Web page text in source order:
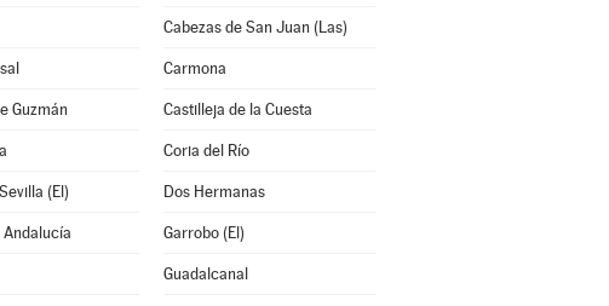
Cabezas de San Juan (Las)
Carmona
Guzmán Castilleja de la Cuesta
Coria del Río
(El) Dos Hermanas
Andalucía Garrobo (El)
Guadalcanal